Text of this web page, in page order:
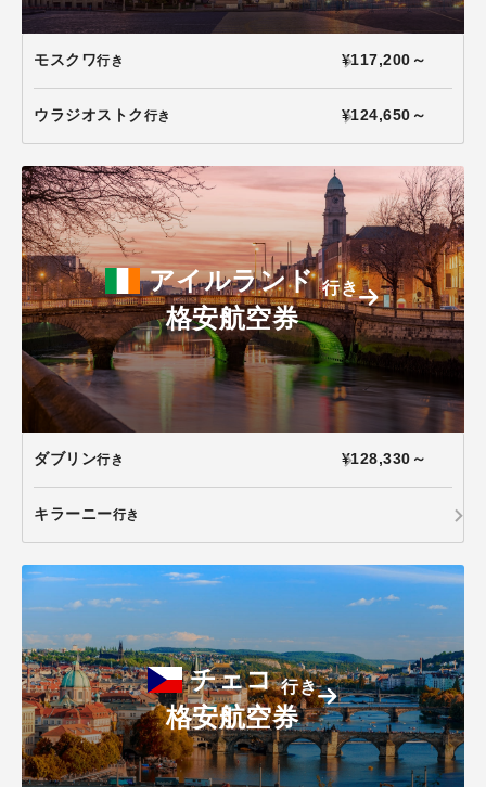
モスクワ行き ¥117,200～
ウラジオストク 行き ¥124,650～
アイルランド行き
格安航空券
ダブリン行き ¥128,330～
キラーニー行き
チェコ行き
格安航空券